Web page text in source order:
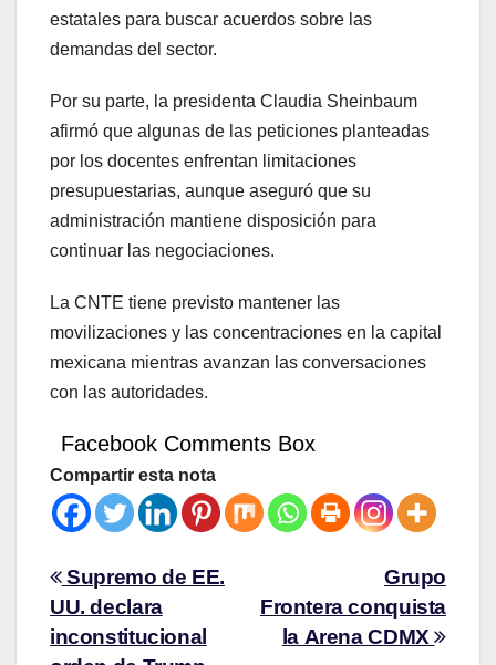
estatales para buscar acuerdos sobre las
demandas del sector.
Por su parte, la presidenta Claudia Sheinbaum
afirmó que algunas de las peticiones planteadas
por los docentes enfrentan limitaciones
presupuestarias, aunque aseguró que su
administración mantiene disposición para
continuar las negociaciones.
La CNTE tiene previsto mantener las
movilizaciones y las concentraciones en la capital
mexicana mientras avanzan las conversaciones
con las autoridades.
Facebook Comments Box
Compartir esta nota
Grupo
Frontera conquista
la Arena CDMX
Supremo de EE.
UU. declara
inconstitucional